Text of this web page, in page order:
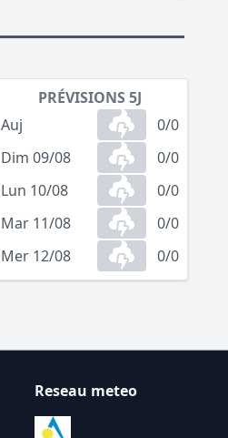
PRÉVISIONS 5J
Auj
0/0
Dim 09/08
0/0
Lun 10/08
0/0
Mar 11/08
0/0
Mer 12/08
0/0
Reseau meteo